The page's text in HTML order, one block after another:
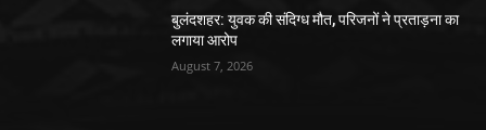
बुलंदशहर: युवक की संदिग्ध मौत, परिजनों ने प्रताड़ना का
लगाया आरोप
August 7, 2026